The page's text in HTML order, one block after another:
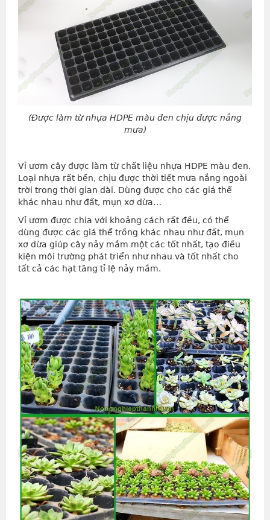
(Được làm từ nhựa HDPE màu đen chịu được nắng
mưa)
Vỉ ươm cây được làm từ chất liệu nhựa HDPE màu đen.
Loại nhựa rất bền, chịu được thời tiết mưa nắng ngoài
trời trong thời gian dài. Dùng được cho các giá thể
khác nhau như đất, mụn xơ dừa…
Vỉ ươm được chia với khoảng cách rất đều, có thể
dùng được các giá thể trồng khác nhau như đất, mụn
xơ dừa giúp cây nảy mầm một các tốt nhất, tạo điều
kiện môi trường phát triển như nhau và tốt nhất cho
tất cả các hạt tăng tỉ lệ nảy mầm.